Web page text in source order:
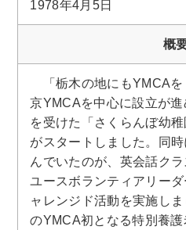
1978年4月5日
概
「栃木の地にもYMCAを
京YMCAを中心に設立が
を受けた「さくらんぼ幼
がスタートしました。同
んでいたのが、英会話クラ
ユースボランティアリー
ャレンジド活動を実施し
のYMCA初となる特別養